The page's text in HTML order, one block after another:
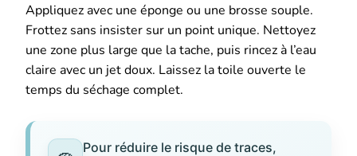
Appliquez avec une éponge ou une brosse souple.
Frottez sans insister sur un point unique. Nettoyez
une zone plus large que la tache, puis rincez à l’eau
claire avec un jet doux. Laissez la toile ouverte le
temps du séchage complet.
Pour réduire le risque de traces,